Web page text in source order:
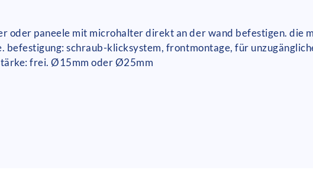
oder paneele mit microhalter direkt an der wand befestigen. die
befestigung: schraub-klicksystem, frontmontage, für
frei. Ø15mm oder Ø25mm